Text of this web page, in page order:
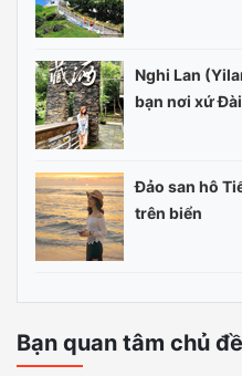
Nghi Lan
bạn nơi xứ
Đảo san hô
trên biển
Bạn quan tâm chủ